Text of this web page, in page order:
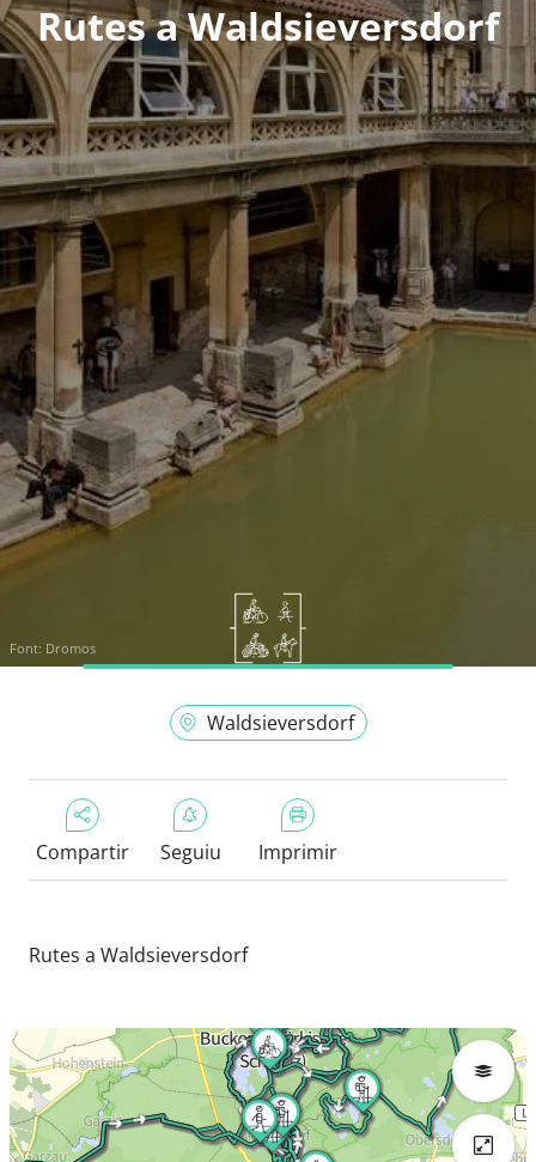
Rutes a Waldsieversdorf
Font: Dromos
Waldsieversdorf
Compartir Seguiu Imprimir
Rutes a Waldsieversdorf